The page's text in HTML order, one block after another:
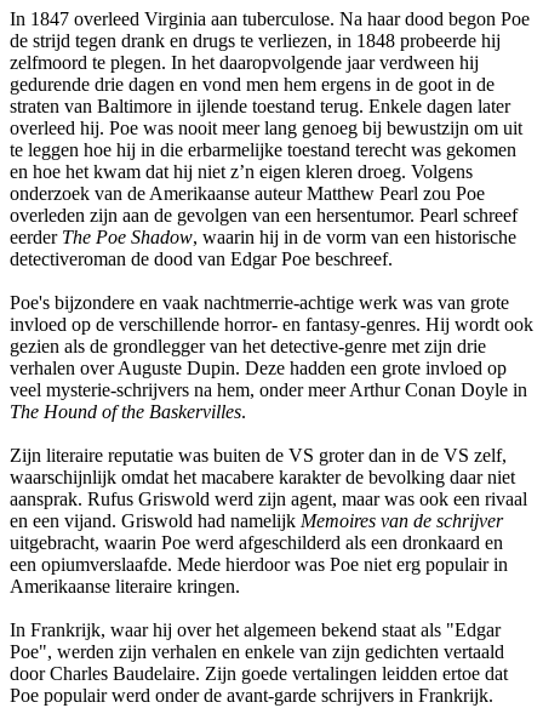
In 1847 overleed Virginia aan tuberculose. Na haar dood begon Poe
de strijd tegen drank en drugs te verliezen, in 1848 probeerde hij
zelfmoord te plegen. In het daaropvolgende jaar verdween hij
gedurende drie dagen en vond men hem ergens in de goot in de
straten van Baltimore in ijlende toestand terug. Enkele dagen later
overleed hij. Poe was nooit meer lang genoeg bij bewustzijn om uit
te leggen hoe hij in die erbarmelijke toestand terecht was gekomen
en hoe het kwam dat hij niet z’n eigen kleren droeg. Volgens
onderzoek van de Amerikaanse auteur Matthew Pearl zou Poe
overleden zijn aan de gevolgen van een hersentumor. Pearl schreef
eerder The Poe Shadow, waarin hij in de vorm van een historische
detectiveroman de dood van Edgar Poe beschreef.
Poe's bijzondere en vaak nachtmerrie-achtige werk was van grote
invloed op de verschillende horror- en fantasy-genres. Hij wordt ook
gezien als de grondlegger van het detective-genre met zijn drie
verhalen over Auguste Dupin. Deze hadden een grote invloed op
veel mysterie-schrijvers na hem, onder meer Arthur Conan Doyle in
The Hound of the Baskervilles.
Zijn literaire reputatie was buiten de VS groter dan in de VS zelf,
waarschijnlijk omdat het macabere karakter de bevolking daar niet
aansprak. Rufus Griswold werd zijn agent, maar was ook een rivaal
en een vijand. Griswold had namelijk Memoires van de schrijver
uitgebracht, waarin Poe werd afgeschilderd als een dronkaard en
een opiumverslaafde. Mede hierdoor was Poe niet erg populair in
Amerikaanse literaire kringen.
In Frankrijk, waar hij over het algemeen bekend staat als "Edgar
Poe", werden zijn verhalen en enkele van zijn gedichten vertaald
door Charles Baudelaire. Zijn goede vertalingen leidden ertoe dat
Poe populair werd onder de avant-garde schrijvers in Frankrijk.